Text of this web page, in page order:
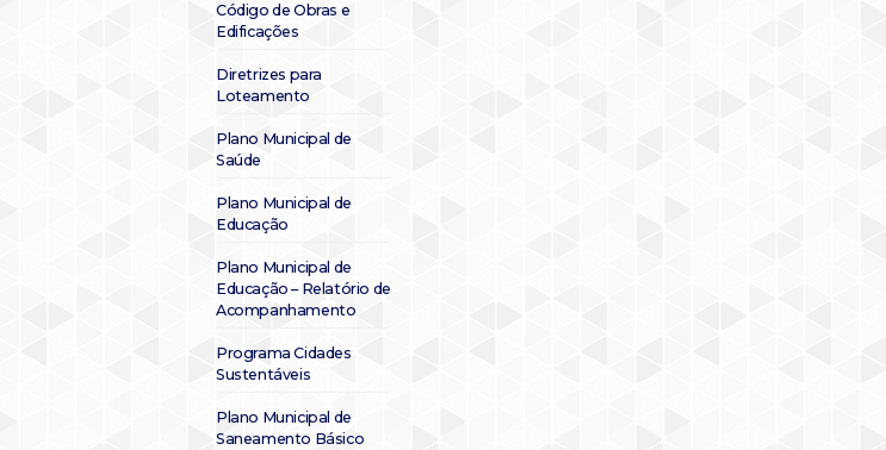
Código de Obras e
Edificações
Diretrizes para
Loteamento
Plano Municipal de
Saúde
Plano Municipal de
Educação
Plano Municipal de
Educação – Relatório de
Acompanhamento
Programa Cidades
Sustentáveis
Plano Municipal de
Saneamento Básico